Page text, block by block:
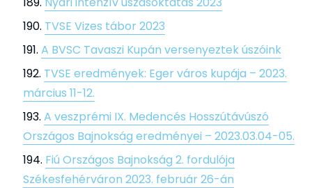
TVSE Vizes tábor 2023
A BVSC Tavaszi Kupán versenyeztek úszóink
TVSE eredmények: Eger város kupája – 2023.
március 11-12.
A veszprémi IX. Medencés Hosszútávúszó
Országos Bajnokság eredményei – 2023.03.04-05.
Fiú Országos Bajnokság 2. fordulója
Székesfehérváron 2023. február 26-án